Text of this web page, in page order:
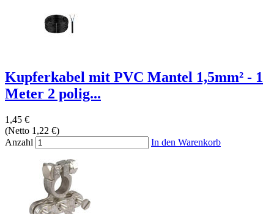
Kupferkabel mit PVC Mantel 1,5mm² - 1
Meter 2 polig...
1,45 €
(Netto 1,22 €)
Anzahl
In den Warenkorb